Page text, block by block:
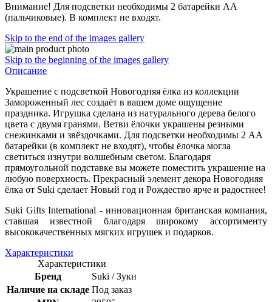
Внимание! Для подсветки необходимы 2 батарейки АА
(пальчиковые). В комплект не входят.
Skip to the end of the images gallery
Skip to the beginning of the images gallery
Описание
Украшение с подсветкой Новогодняя ёлка из коллекции
Замороженный лес создаёт в вашем доме ощущение
праздника. Игрушка сделана из натурального дерева белого
цвета с двумя гранями. Ветви ёлочки украшены резными
снежинками и звёздочками. Для подсветки необходимы 2 АА
батарейки (в комплект не входят), чтобы ёлочка могла
светиться изнутри волшебным светом. Благодаря
прямоугольной подставке вы можете поместить украшение на
любую поверхность. Прекрасный элемент декора Новогодняя
ёлка от Suki сделает Новый год и Рождество ярче и радостнее!
Suki Gifts International - инновационная британская компания,
ставшая известной благодаря широкому ассортименту
высококачественных мягких игрушек и подарков.
Характеристики
Характеристики
Бренд
Suki / Зуки
Наличие на складе Под заказ